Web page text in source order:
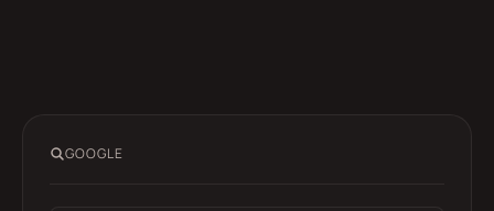
GOOGLE